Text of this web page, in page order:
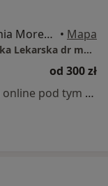
ul Jaśkowa Dolina 105 ( Przychodnia Morena ), Gdańsk • Mapa
Indywidualna Specjalistyczna Praktyka Lekarska dr med. Dorota Birkholz-Walerzak
od 300 zł
Specjalista nie oferuje umawiania online pod tym adresem.